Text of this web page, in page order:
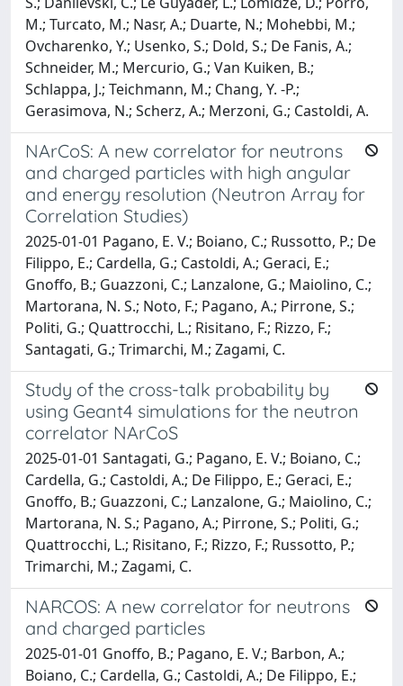
M.; Turcato, M.; Nasr, A.; Duarte, N.; Mohebbi, M.;
Ovcharenko, Y.; Usenko, S.; Dold, S.; De Fanis, A.;
Schneider, M.; Mercurio, G.; Van Kuiken, B.;
Schlappa, J.; Teichmann, M.; Chang, Y. -P.;
Gerasimova, N.; Scherz, A.; Merzoni, G.; Castoldi, A.
NArCoS: A new correlator for neutrons
and charged particles with high angular
and energy resolution (Neutron Array for
Correlation Studies)
2025-01-01 Pagano, E. V.; Boiano, C.; Russotto, P.; De
Filippo, E.; Cardella, G.; Castoldi, A.; Geraci, E.;
Gnoffo, B.; Guazzoni, C.; Lanzalone, G.; Maiolino, C.;
Martorana, N. S.; Noto, F.; Pagano, A.; Pirrone, S.;
Politi, G.; Quattrocchi, L.; Risitano, F.; Rizzo, F.;
Santagati, G.; Trimarchi, M.; Zagami, C.
Study of the cross-talk probability by
using Geant4 simulations for the neutron
correlator NArCoS
2025-01-01 Santagati, G.; Pagano, E. V.; Boiano, C.;
Cardella, G.; Castoldi, A.; De Filippo, E.; Geraci, E.;
Gnoffo, B.; Guazzoni, C.; Lanzalone, G.; Maiolino, C.;
Martorana, N. S.; Pagano, A.; Pirrone, S.; Politi, G.;
Quattrocchi, L.; Risitano, F.; Rizzo, F.; Russotto, P.;
Trimarchi, M.; Zagami, C.
NARCOS: A new correlator for neutrons
and charged particles
2025-01-01 Gnoffo, B.; Pagano, E. V.; Barbon, A.;
Boiano, C.; Cardella, G.; Castoldi, A.; De Filippo, E.;